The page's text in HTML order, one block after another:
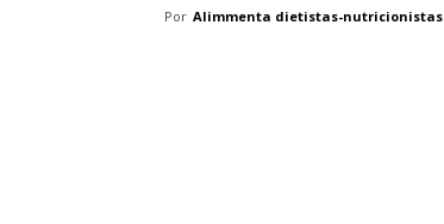
Por Alimmenta dietistas-nutricionistas